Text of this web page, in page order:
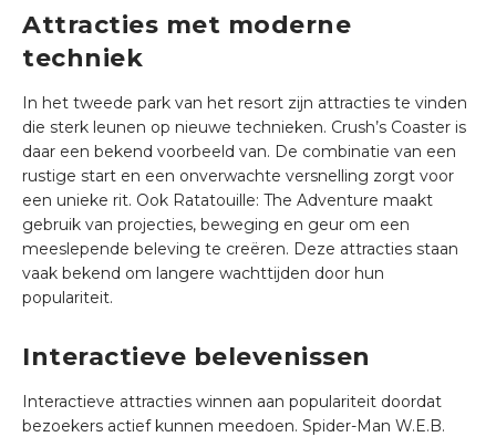
Attracties met moderne
techniek
In het tweede park van het resort zijn attracties te vinden
die sterk leunen op nieuwe technieken. Crush’s Coaster is
daar een bekend voorbeeld van. De combinatie van een
rustige start en een onverwachte versnelling zorgt voor
een unieke rit. Ook Ratatouille: The Adventure maakt
gebruik van projecties, beweging en geur om een
meeslepende beleving te creëren. Deze attracties staan
vaak bekend om langere wachttijden door hun
populariteit.
Interactieve belevenissen
Interactieve attracties winnen aan populariteit doordat
bezoekers actief kunnen meedoen. Spider-Man W.E.B.